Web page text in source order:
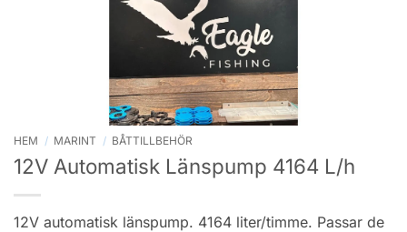
HEM / MARINT / BÅTTILLBEHÖR
12V Automatisk Länspump 4164 L/h
12V automatisk länspump. 4164 liter/timme. Passar de